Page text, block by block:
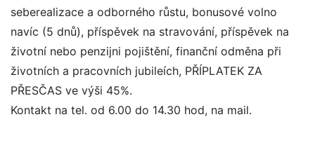
seberealizace a odborného růstu, bonusové volno
navíc (5 dnů), příspěvek na stravování, příspěvek na
životní nebo penzijni pojištění, finanční odměna při
životních a pracovních jubileích, PŘÍPLATEK ZA
PŘESČAS ve výši 45%.
Kontakt na tel. od 6.00 do 14.30 hod, na mail.